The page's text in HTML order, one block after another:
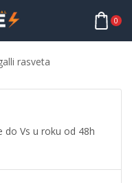
0
rasveta
do Vs u roku od 48h